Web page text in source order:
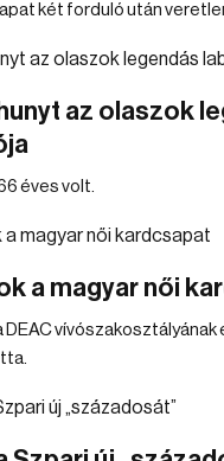
két forduló után
az olaszok
éves volt.
a magyar női
vívószakosztályának